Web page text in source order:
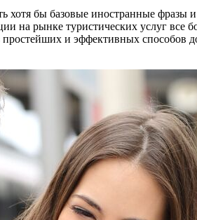
хотя бы базовые иностранные
рынке туристических услуг все
и эффективных способов